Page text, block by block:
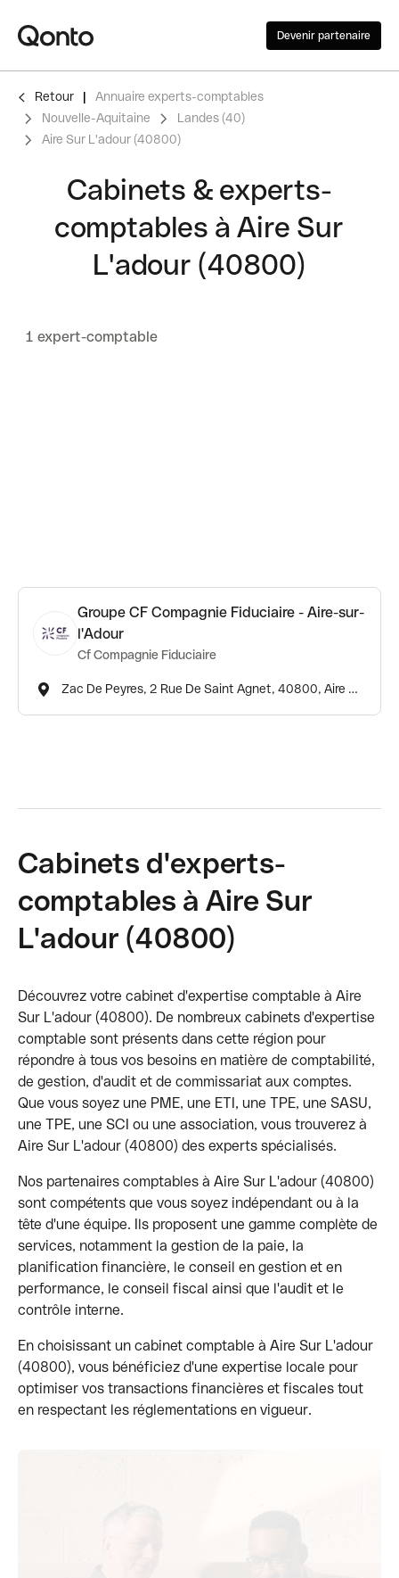
Devenir partenaire
Retour
Annuaire experts-comptables
Nouvelle-Aquitaine
Landes (40)
Aire Sur L'adour (40800)
Cabinets & experts-
comptables à Aire Sur
L'adour (40800)
1 expert-comptable
Groupe CF Compagnie Fiduciaire - Aire-sur-
l'Adour
Cf Compagnie Fiduciaire
Zac De Peyres, 2 Rue De Saint Agnet, 40800, Aire Sur L'adour
Cabinets d'experts-
comptables à Aire Sur
L'adour (40800)
Découvrez votre cabinet d'expertise comptable à Aire
Sur L'adour (40800). De nombreux cabinets d'expertise
comptable sont présents dans cette région pour
répondre à tous vos besoins en matière de comptabilité,
de gestion, d'audit et de commissariat aux comptes.
Que vous soyez une PME, une ETI, une TPE, une SASU,
une TPE, une SCI ou une association, vous trouverez à
Aire Sur L'adour (40800) des experts spécialisés.
Nos partenaires comptables à Aire Sur L'adour (40800)
sont compétents que vous soyez indépendant ou à la
tête d'une équipe. Ils proposent une gamme complète de
services, notamment la gestion de la paie, la
planification financière, le conseil en gestion et en
performance, le conseil fiscal ainsi que l'audit et le
contrôle interne.
En choisissant un cabinet comptable à Aire Sur L'adour
(40800), vous bénéficiez d'une expertise locale pour
optimiser vos transactions financières et fiscales tout
en respectant les réglementations en vigueur.